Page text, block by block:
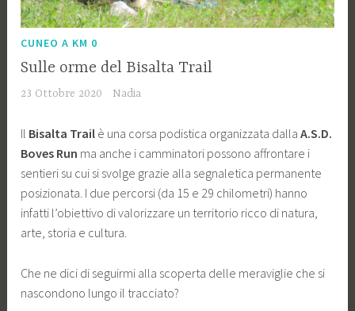
CUNEO A KM 0
Sulle orme del Bisalta Trail
23 Ottobre 2020 Nadia
Il Bisalta Trail è una corsa podistica organizzata dallaA.S.D.
Boves Run ma anche i camminatori possono affrontare i
sentieri su cui si svolge grazie alla segnaletica permanente
posizionata. I due percorsi (da 15 e 29 chilometri) hanno
infatti l’obiettivo di valorizzare un territorio ricco di natura,
arte, storia e cultura.
Che ne dici di seguirmi alla scoperta delle meraviglie che si
nascondono lungo il tracciato?